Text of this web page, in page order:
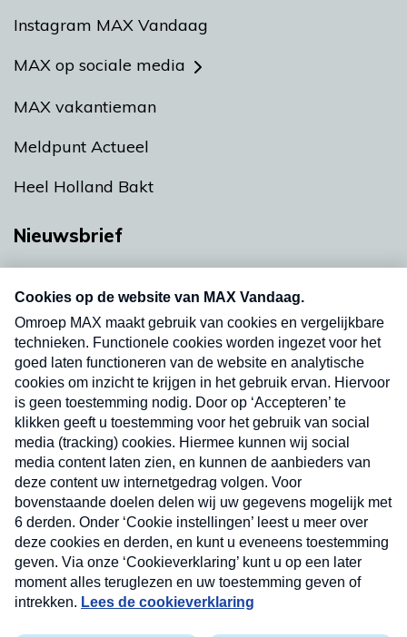
Instagram MAX Vandaag
MAX op sociale media
MAX vakantieman
Meldpunt Actueel
Heel Holland Bakt
Nieuwsbrief
nieuwsbrief. Elke vrijdag- en dinsdagochtend in
uw mailbox.
Verzend
Nieuwsbrief
Neem hier een gratis abonnement op onze
nieuwsbrief. Elke vrijdag- en dinsdagochtend in uw